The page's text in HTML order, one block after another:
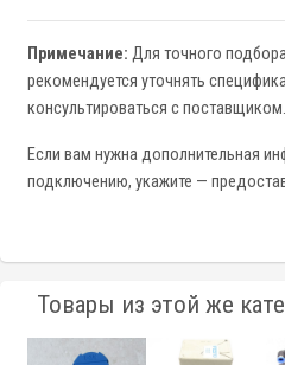
Примечание: Для точного
рекомендуется уточнять
консультироваться с поставщиком.
Если вам нужна дополнительная
подключению, укажите —
Товары из этой же